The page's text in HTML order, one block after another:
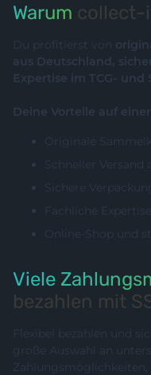
Warum collect-
Du profitierst von
aus Deutschland,
Expertise im TCG-
Deine Vorteile auf
Originale
Schneller Versand
Sichere
Fachliche
Online-Shop und
Viele
bezahlen mit
Flexibel bezahlen und
große Auswahl an
Zahlungsmöglichkeiten, damit du genau die Methode